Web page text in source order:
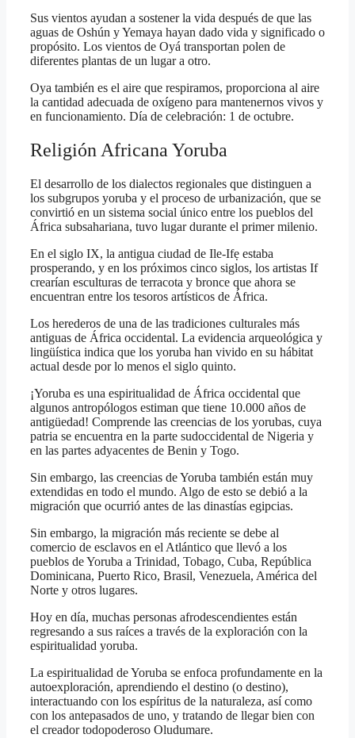
Sus vientos ayudan a sostener la vida después de que las
aguas de Oshún y Yemaya hayan dado vida y significado o
propósito. Los vientos de Oyá transportan polen de
diferentes plantas de un lugar a otro.
Oya también es el aire que respiramos, proporciona al aire
la cantidad adecuada de oxígeno para mantenernos vivos y
en funcionamiento. Día de celebración: 1 de octubre.
Religión Africana Yoruba
El desarrollo de los dialectos regionales que distinguen a
los subgrupos yoruba y el proceso de urbanización, que se
convirtió en un sistema social único entre los pueblos del
África subsahariana, tuvo lugar durante el primer milenio.
En el siglo IX, la antigua ciudad de Ile-Ifẹ estaba
prosperando, y en los próximos cinco siglos, los artistas If
crearían esculturas de terracota y bronce que ahora se
encuentran entre los tesoros artísticos de África.
Los herederos de una de las tradiciones culturales más
antiguas de África occidental. La evidencia arqueológica y
lingüística indica que los yoruba han vivido en su hábitat
actual desde por lo menos el siglo quinto.
¡Yoruba es una espiritualidad de África occidental que
algunos antropólogos estiman que tiene 10.000 años de
antigüedad! Comprende las creencias de los yorubas, cuya
patria se encuentra en la parte sudoccidental de Nigeria y
en las partes adyacentes de Benin y Togo.
Sin embargo, las creencias de Yoruba también están muy
extendidas en todo el mundo. Algo de esto se debió a la
migración que ocurrió antes de las dinastías egipcias.
Sin embargo, la migración más reciente se debe al
comercio de esclavos en el Atlántico que llevó a los
pueblos de Yoruba a Trinidad, Tobago, Cuba, República
Dominicana, Puerto Rico, Brasil, Venezuela, América del
Norte y otros lugares.
Hoy en día, muchas personas afrodescendientes están
regresando a sus raíces a través de la exploración con la
espiritualidad yoruba.
La espiritualidad de Yoruba se enfoca profundamente en la
autoexploración, aprendiendo el destino (o destino),
interactuando con los espíritus de la naturaleza, así como
con los antepasados de uno, y tratando de llegar bien con
el creador todopoderoso Oludumare.